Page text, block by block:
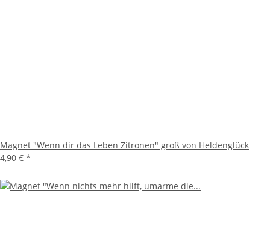
Magnet "Wenn dir das Leben Zitronen" groß von Heldenglück
4,90 € *